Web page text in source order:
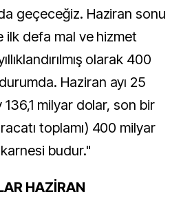
geçeceğiz. Haziran sonu
ilk defa mal ve hizmet
olarak 400
Haziran ayı 25
milyar dolar, son bir
toplamı) 400 milyar
budur."
HAZİRAN